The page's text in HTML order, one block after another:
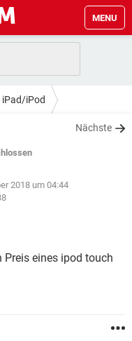
MENU
iPad/iPod
Nächste
2018 um 04:44
eines ipod touch